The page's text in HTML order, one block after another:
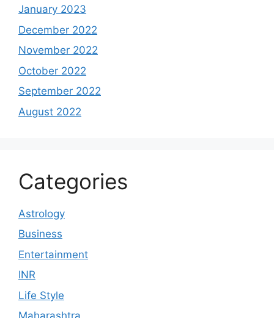
January 2023
December 2022
November 2022
October 2022
September 2022
August 2022
Categories
Astrology
Business
Entertainment
INR
Life Style
Maharashtra